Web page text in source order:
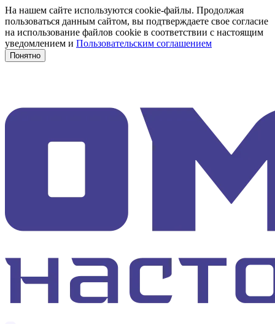
На нашем сайте используются cookie-файлы. Продолжая
пользоваться данным сайтом, вы подтверждаете свое согласие
на использование файлов cookie в соответствии с настоящим
уведомлением и Пользовательским соглашением
Понятно